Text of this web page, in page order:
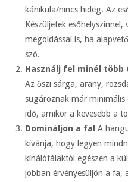
kánikula/nincs hideg. Az
Készüljetek
megoldással is, ha
szó.
Használj fel minél
Az őszi sárga, arany,
sugároznak már minimális
idő, amikor a kevesebb a
Domináljon a fa!A
kívánja, hogy legyen
kínálótálaktól egészen a
jobban érvényesüljön a fa,